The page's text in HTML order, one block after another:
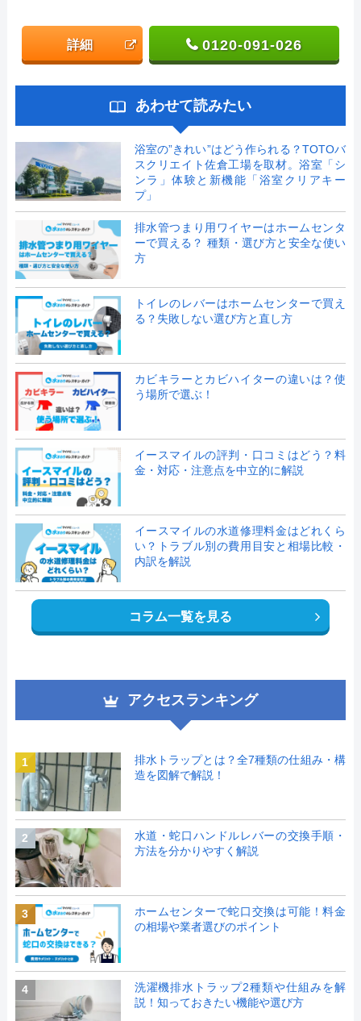
詳細 0120-091-026
あわせて読みたい
浴室の”きれい”はどう作られる？TOTOバ
スクリエイト佐倉工場を取材。浴室「シ
ンラ」体験と新機能「浴室クリアキー
プ」
排水管つまり用ワイヤーはホームセンタ
ーで買える？ 種類・選び方と安全な使い
方
トイレのレバーはホームセンターで買え
る？失敗しない選び方と直し方
カビキラーとカビハイターの違いは？使
う場所で選ぶ！
イースマイルの評判・口コミはどう？料
金・対応・注意点を中立的に解説
イースマイルの水道修理料金はどれくら
い？トラブル別の費用目安と相場比較・
内訳を解説
コラム一覧を見る
アクセスランキング
1
排水トラップとは？全7種類の仕組み・構
造を図解で解説！
2
水道・蛇口ハンドルレバーの交換手順・
方法を分かりやすく解説
3
ホームセンターで蛇口交換は可能！料金
の相場や業者選びのポイント
4
洗濯機排水トラップ2種類や仕組みを解
説！知っておきたい機能や選び方